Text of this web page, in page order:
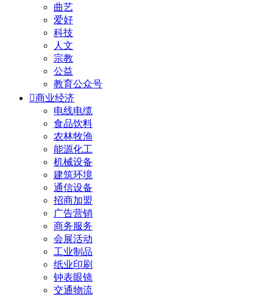
曲艺
爱好
科技
人文
宗教
公益
教育公众号
商业经济
电线电缆
食品饮料
农林牧渔
能源化工
机械设备
建筑环境
通信设备
招商加盟
广告营销
商务服务
会展活动
工业制品
纸业印刷
钟表眼镜
交通物流